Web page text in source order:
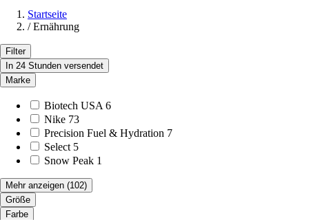
Startseite
/ Ernährung
Filter
In 24 Stunden versendet
Marke
Biotech USA 6
Nike 73
Precision Fuel & Hydration 7
Select 5
Snow Peak 1
Mehr anzeigen (102)
Größe
Farbe